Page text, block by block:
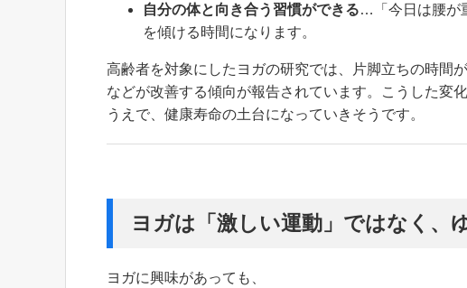
自分の体と向き合う習慣ができる…「今日は腰が
を傾ける時間になります。
高齢者を対象にしたヨガの研究では、片脚立ちの時間
などが改善する傾向が報告されています。こうした変
うえで、健康寿命の土台になっていきそうです。
ヨガは「激しい運動」ではなく、
ヨガに興味があっても、